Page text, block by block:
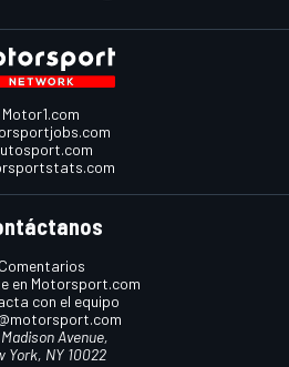
Motor1.com
Comentarios
en Motorsport.com
con el equipo
Avenue,
York, NY 10022